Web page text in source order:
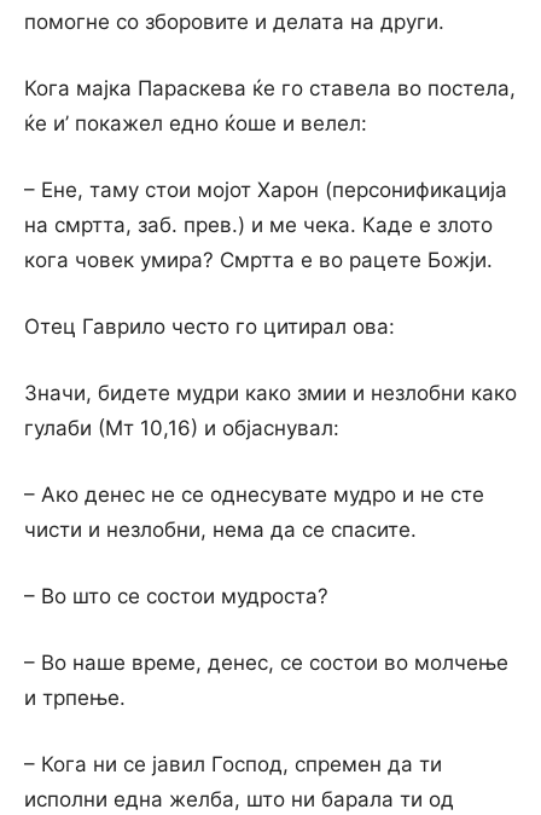
помогне со зборовите и делата на други.
Кога мајка Параскева ќе го ставела во постела,
ќе и’ покажел едно ќоше и велел:
– Ене, таму стои мојот Харон (персонификација
на смртта, заб. прев.) и ме чека. Каде е злото
кога човек умира? Смртта е во рацете Божји.
Отец Гаврило често го цитирал ова:
Значи, бидете мудри како змии и незлобни како
гулаби (Мт 10,16) и објаснувал:
– Ако денес не се однесувате мудро и не сте
чисти и незлобни, нема да се спасите.
– Во што се состои мудроста?
– Во наше време, денес, се состои во молчење
и трпење.
– Кога ни се јавил Господ, спремен да ти
исполни една желба, што ни барала ти од